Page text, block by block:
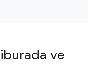
ve